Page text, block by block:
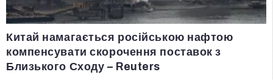
Китай намагається російською нафтою
компенсувати скорочення поставок з
Близького Сходу – Reuters